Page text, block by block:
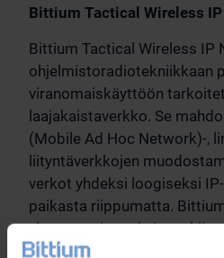
Bittium Tactical Wireless
Bittium Tactical Wireless IP
ohjelmistoradiotekniikkaan
viranomaiskäyttöön
laajakaistaverkko. Se
(Mobile Ad Hoc Network)-,
liityntäverkkojen
verkot yhdeksi loogiseksi
paikasta riippumatta.
yhteensopiva nykyisten
verkkoinfrastruktuurien